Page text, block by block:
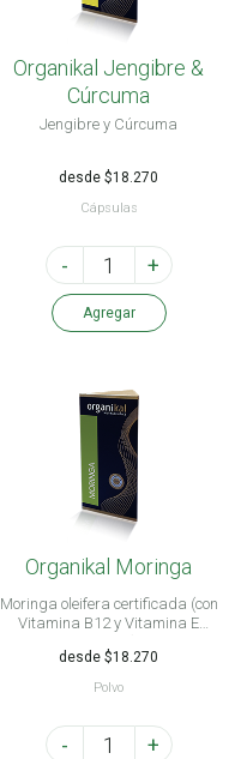
Organikal Jengibre &
Cúrcuma
Jengibre y Cúrcuma
desde $18.270
Cápsulas
- +
Agregar
Organikal Moringa
Moringa oleifera certificada (con
Vitamina B12 y Vitamina E
desde $18.270
Polvo
- +